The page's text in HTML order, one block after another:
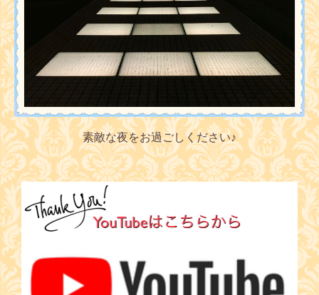
素敵な夜をお過ごしください♪